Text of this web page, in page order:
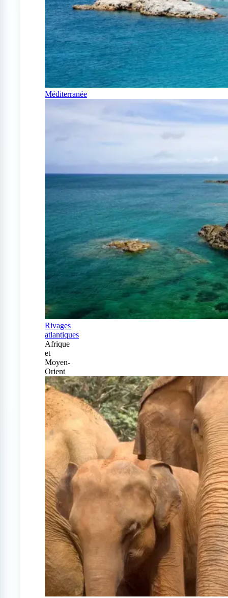
Méditerranée
Rivages
atlantiques
Afrique
et
Moyen-
Orient